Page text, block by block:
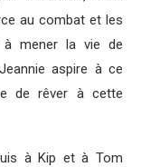
au combat et les
à mener la vie de
aspire à ce
de rêver à cette
à Kip et à Tom